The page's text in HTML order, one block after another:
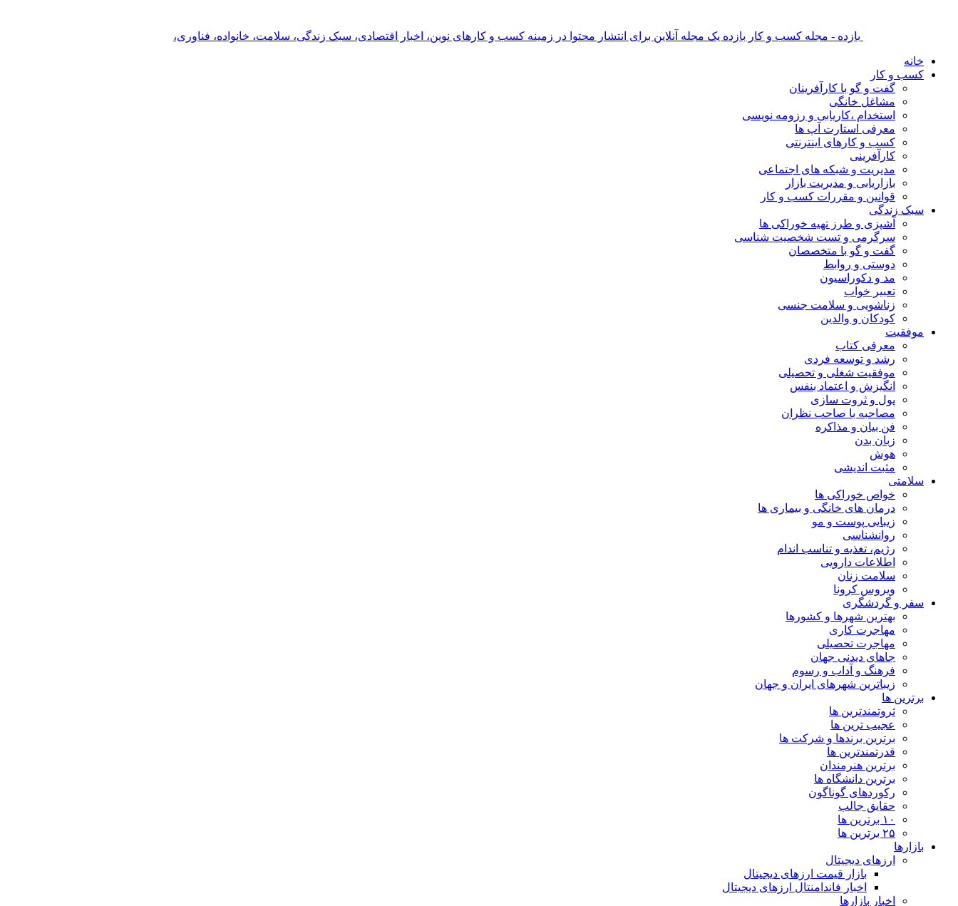
بازده - مجله کسب و کار بازده یک مجله آنلاین برای انتشار محتوا در زمینه کسب و کارهای نوین، اخبار اقتصادی، سبک زندگی، سلامت، خانواده، فناوری،
خانه
کسب و کار
گفت و گو با کارآفرینان
مشاغل خانگی
استخدام ،کاریابی و رزومه نویسی
معرفی استارت آپ ها
کسب و کارهای اینترنتی
کارآفرینی
مدیریت و شبکه های اجتماعی
بازاریابی و مدیریت بازار
قوانین و مقررات کسب و کار
سبک زندگی
آشپزی و طرز تهیه خوراکی ها
سرگرمی و تست شخصیت شناسی
گفت و گو با متخصصان
دوستی و روابط
مد و دکوراسیون
تعبیر خواب
زناشویی و سلامت جنسی
کودکان و والدین
موفقیت
معرفی کتاب
رشد و توسعه فردی
موفقیت شغلی و تحصیلی
انگیزش و اعتماد بنفس
پول و ثروت سازی
مصاحبه با صاحب نظران
فن بیان و مذاکره
زبان بدن
هوش
مثبت اندیشی
سلامتی
خواص خوراکی ها
درمان های خانگی و بیماری ها
زیبایی پوست و مو
روانشناسی
رژیم، تغذیه و تناسب اندام
اطلاعات دارویی
سلامت زنان
ویروس کرونا
سفر و گردشگری
بهترین شهرها و کشورها
مهاجرت کاری
مهاجرت تحصیلی
جاهای دیدنی جهان
فرهنگ و آداب و رسوم
زیباترین شهرهای ایران و جهان
برترین ها
ثروتمندترین ها
عجیب ترین ها
برترین برندها و شرکت ها
قدرتمندترین ها
برترین هنرمندان
برترین دانشگاه ها
رکوردهای گوناگون
حقایق جالب
۱۰ برترین ها
۲۵ برترین ها
بازارها
ارزهای دیجیتال
بازار قیمت ارزهای دیجیتال
اخبار فاندامنتال ارزهای دیجیتال
اخبار بازارها